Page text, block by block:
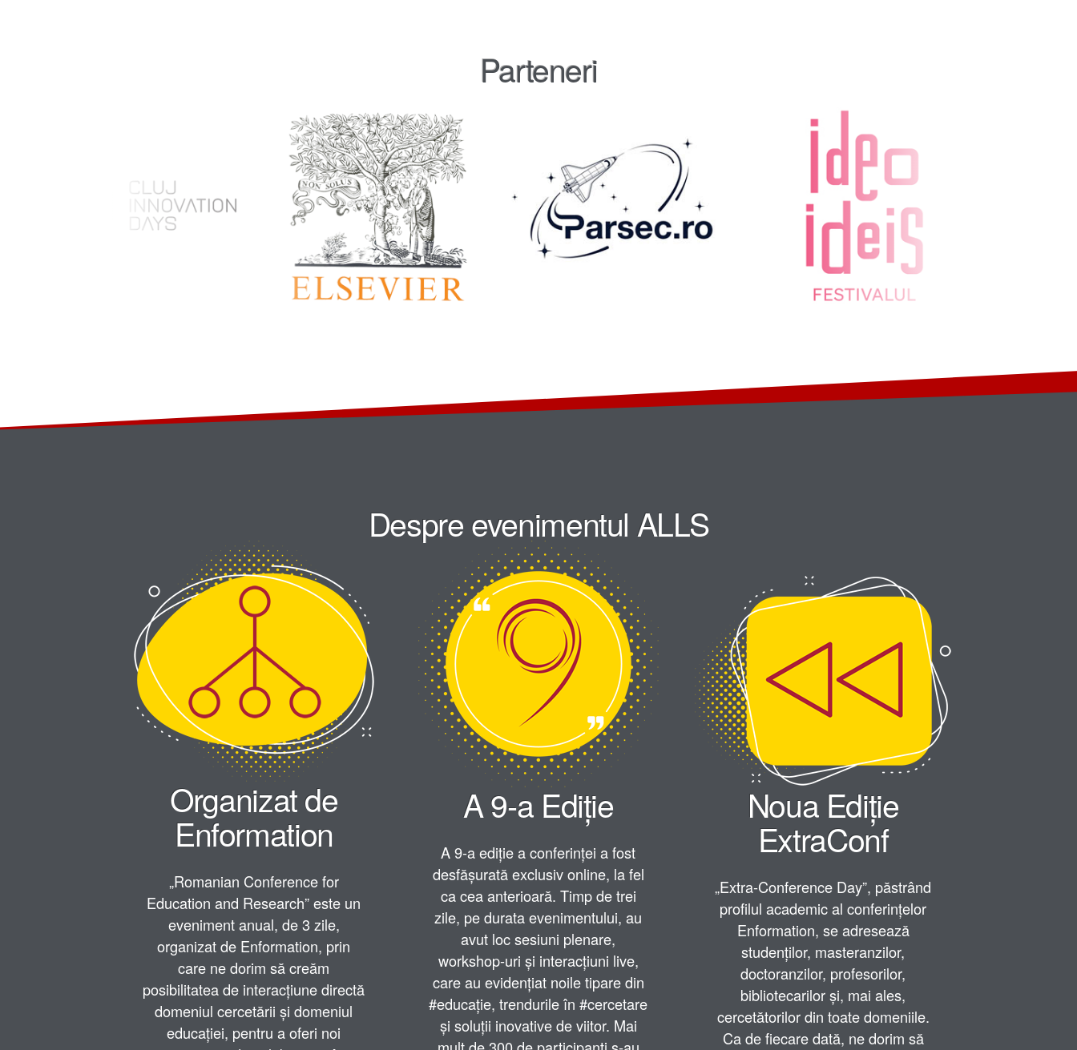
Parteneri
Despre evenimentul ALLS
Organizat de
Enformation
„Romanian Conference for
Education and Research” este un
eveniment anual, de 3 zile,
organizat de Enformation, prin
care ne dorim să creăm
posibilitatea de interacțiune directă
domeniul cercetării și domeniul
educației, pentru a oferi noi
A 9-a Ediție
A 9-a ediție a conferinței a fost
desfășurată exclusiv online, la fel
ca cea anterioară. Timp de trei
zile, pe durata evenimentului, au
avut loc sesiuni plenare,
workshop-uri și interacțiuni live,
care au evidențiat noile tipare din
#educație, trendurile în #cercetare
și soluții inovative de viitor. Mai
Noua Ediție
ExtraConf
„Extra-Conference Day”, păstrând
profilul academic al conferințelor
Enformation, se adresează
studenților, masteranzilor,
doctoranzilor, profesorilor,
bibliotecarilor și, mai ales,
cercetătorilor din toate domeniile.
Ca de fiecare dată, ne dorim să